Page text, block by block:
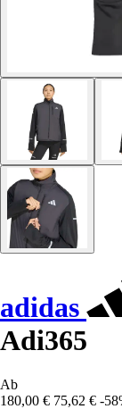
adidas
Adi365
Ab
180,00 € 75,62 € -